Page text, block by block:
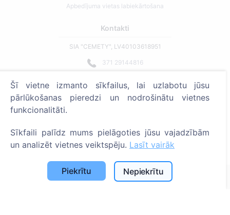
Apbedījuma vietas labiekārtošana
Kontakti
SIA "CEMETY", LV40103618951
371 29144816
Strādājam visā Latvijā!
Administratoriem
© 2013 - 2026 Cemety Visas tiesības aizsargātas
Privātuma politika un noteikumi.
Šī vietne izmanto sīkfailus, lai uzlabotu jūsu
pārlūkošanas pieredzi un nodrošinātu vietnes
funkcionalitāti.
Sīkfaili palīdz mums pielāgoties jūsu vajadzībām
un analizēt vietnes veiktspēju. Lasīt vairāk
Piekrītu Nepiekrītu